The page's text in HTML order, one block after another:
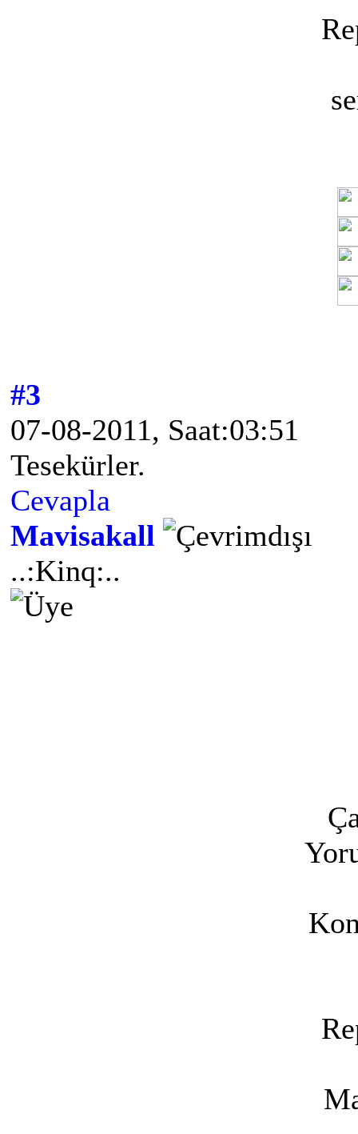
#3
07-08-2011, Saat:03:51
Tesekürler.
Cevapla
Mavisakall
..:Kinq:..